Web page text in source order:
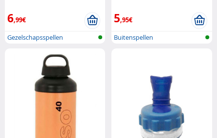
6,99€
Gezelschapsspellen
5,95€
Buitenspellen